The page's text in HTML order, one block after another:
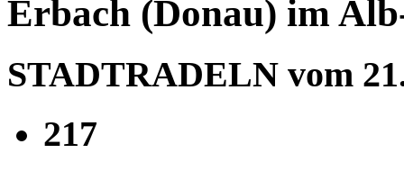
Erbach (Donau) im
STADTRADELN vom
217